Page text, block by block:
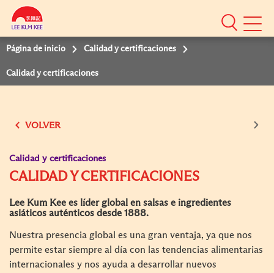
Mobile
Menu
Página de inicio
Calidad y certificaciones
Calidad y certificaciones
VOLVER
Calidad y certificaciones
CALIDAD Y CERTIFICACIONES
Lee Kum Kee es líder global en salsas e ingredientes
asiáticos auténticos desde 1888.
Nuestra presencia global es una gran ventaja, ya que nos
permite estar siempre al día con las tendencias alimentarias
internacionales y nos ayuda a desarrollar nuevos